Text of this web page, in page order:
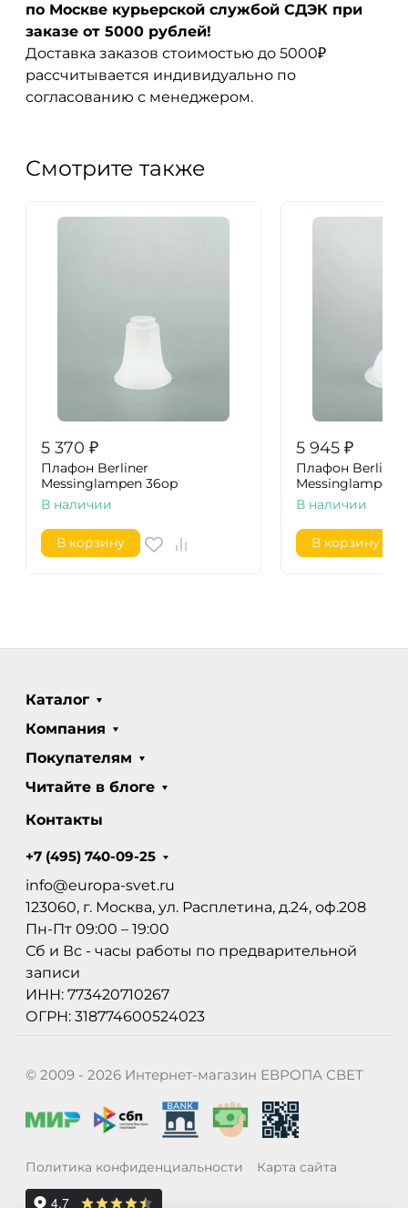
по Москве курьерской службой СДЭК при
заказе от 5000 рублей!
Доставка заказов стоимостью до 5000₽
рассчитывается индивидуально по
согласованию с менеджером.
Смотрите также
5 370 ₽
Плафон Berliner
Messinglampen 36op
В наличии
В корзину
5 945 ₽
Плафон Berliner
Messinglampen
В наличии
В корзину
Каталог
Компания
Покупателям
Читайте в блоге
Контакты
+7 (495) 740-09-25
info@europa-svet.ru
123060, г. Москва, ул. Расплетина, д.24, оф.208
Пн-Пт 09:00 – 19:00
Сб и Вс - часы работы по предварительной
записи
ИНН: 773420710267
ОГРН: 318774600524023
© 2009 - 2026 Интернет-магазин ЕВРОПА СВЕТ
Политика конфиденциальности Карта сайта